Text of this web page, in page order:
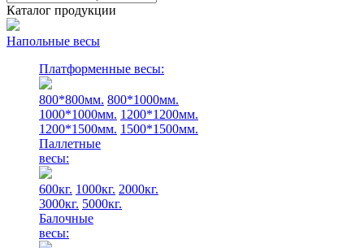
Каталог продукции
Напольные весы
Платформенные весы:
800*800мм. 800*1000мм.
1000*1000мм. 1200*1200мм.
1200*1500мм. 1500*1500мм.
Паллетные
весы:
600кг. 1000кг. 2000кг.
3000кг. 5000кг.
Балочные
весы: